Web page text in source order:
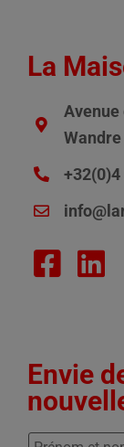
La
Avenue
Wandre
+32(0)4
Envie